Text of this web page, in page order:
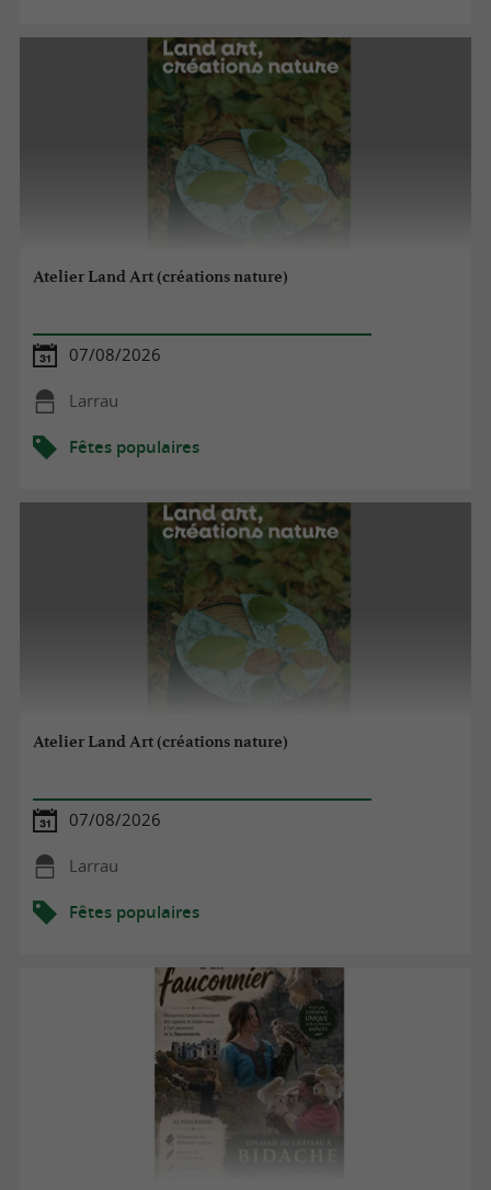
Atelier Land Art (créations nature)
07/08/2026
Larrau
Fêtes populaires
Atelier Land Art (créations nature)
07/08/2026
Larrau
Fêtes populaires